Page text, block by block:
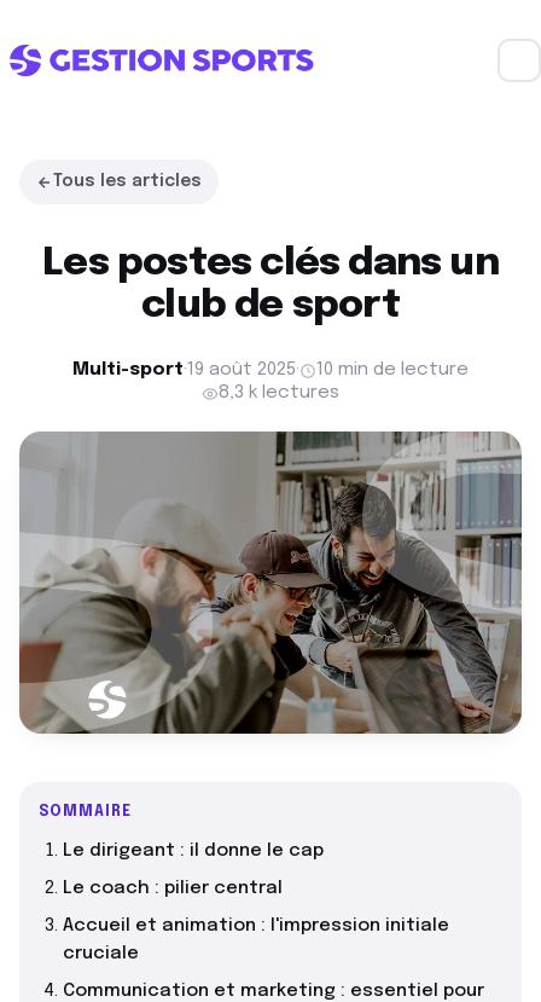
Tous les articles
Les postes clés dans un
club de sport
Multi-sport·19 août 2025·
10 min de lecture
8,3 k lectures
SOMMAIRE
Le dirigeant : il donne le cap
Le coach : pilier central
Accueil et animation : l'impression initiale
cruciale
Communication et marketing : essentiel pour